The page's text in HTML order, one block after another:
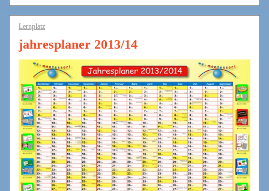
Lernplatz
jahresplaner 2013/14